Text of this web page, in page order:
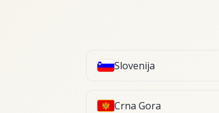
Slovenija
Crna Gora